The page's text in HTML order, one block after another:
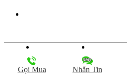
Gọi Mua Nhắn Tin